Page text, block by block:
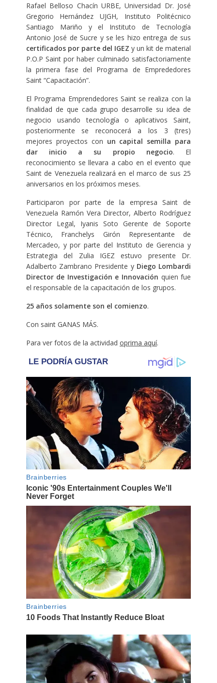
Rafael Belloso Chacín URBE, Universidad Dr. José
Gregorio Hernández UJGH, Instituto Politécnico
Santiago Mariño y el Instituto de Tecnología
Antonio José de Sucre y se les hizo entrega de sus
certificados por parte del IGEZ y un kit de material
P.O.P Saint por haber culminado satisfactoriamente
la primera fase del Programa de Emprededores
Saint “Capacitación”.
El Programa Emprendedores Saint se realiza con la
finalidad de que cada grupo desarrolle su idea de
negocio usando tecnología o aplicativos Saint,
posteriormente se reconocerá a los 3 (tres)
mejores proyectos con un capital semilla para
dar inicio a su propio negocio. El
reconocimiento se llevara a cabo en el evento que
Saint de Venezuela realizará en el marco de sus 25
aniversarios en los próximos meses.
Participaron por parte de la empresa Saint de
Venezuela Ramón Vera Director, Alberto Rodríguez
Director Legal, Iyanis Soto Gerente de Soporte
Técnico, Franchelys Girón Representante de
Mercadeo, y por parte del Instituto de Gerencia y
Estrategia del Zulia IGEZ estuvo presente Dr.
Adalberto Zambrano Presidente y Diego Lombardi
Director de Investigación e Innovación quien fue
el responsable de la capacitación de los grupos.
25 años solamente son el comienzo.
Con saint GANAS MÁS.
Para ver fotos de la actividad oprima aquí.